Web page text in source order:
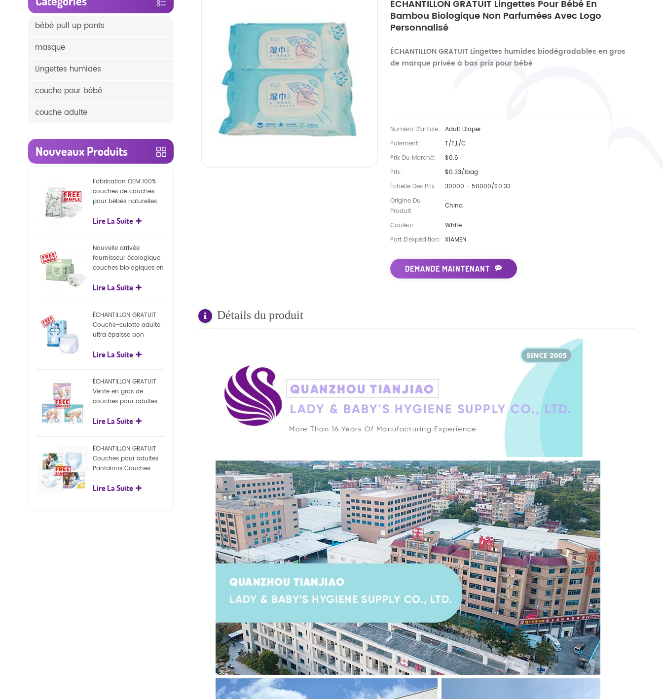
ÉCHANTILLON GRATUIT Lingettes Pour Bébé En
Bambou Biologique Non Parfumées Avec Logo
Personnalisé
ÉCHANTILLON GRATUIT Lingettes humides biodégradables en gros
de marque privée à bas prix pour bébé
Numéro D'article: Adult Diaper
Paiement:
T/T,L/C
Prix Du Marché:
$0.6
Prix:
$0.33/1bag
Échelle Des Prix:
30000 - 50000/$0.33
Origine Du
Produit:
China
Couleur:
White
Port D'expédition: XIAMEN
DEMANDE MAINTENANT
Détails du produit
bébé pull up pants
masque
Lingettes humides
couche pour bébé
couche adulte
Nouveaux Produits
Fabrication OEM 100%
couches de couches
pour bébés naturelles
écologiques
Lire La Suite
Nouvelle arrivée
fournisseur écologique
couches biologiques en
biodégradables pour
Lire La Suite
ÉCHANTILLON GRATUIT
Couche-culotte adulte
ultra épaisse bon
jetable pour adulte
Lire La Suite
ÉCHANTILLON GRATUIT
Vente en gros de
couches pour adultes,
adultes
Lire La Suite
ÉCHANTILLON GRATUIT
Couches pour adultes
Pantalons Couches
pour adultes
Lire La Suite